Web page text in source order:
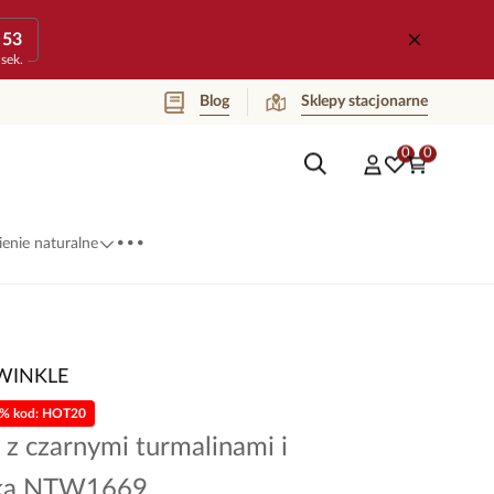
53
sek.
Blog Sklepy stacjonarne
0 0
naturalne ...
z czarnymi turmalinami i
kod: HOT20